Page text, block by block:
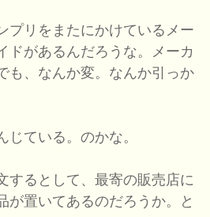
プリをまたにかけているメー
ドがあるんだろうな。メーカ
も、なんか変。なんか引っか
じている。のかな。
するとして、最寄の販売店に
が置いてあるのだろうか。と